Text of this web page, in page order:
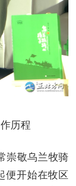
历程
敬乌兰牧骑
便开始在牧区